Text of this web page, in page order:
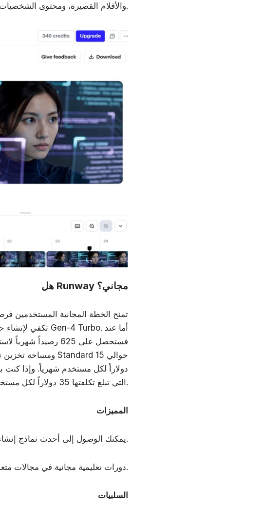
Shorts، والأفلام القصيرة، ومحتوى الشخصيات الافتراضية بالذكاء الاصطناعي.
هل Runway مجاني؟
دولاراً لكل مستخدم شهرياً. وإذا
يمكنك الانتقال إلى خطة Pro التي تبلغ تكلفتها 35 دولاراً لكل مستخدم شهرياً.
المميزات
يمكنك الوصول إلى أحدث نماذج إنشاء الفيديو بالذكاء الاصطناعي في منصة واحدة.
توفر أكاديمية Runway AI Academy دورات تعليمية مجانية في مجالات متعددة.
السلبيات